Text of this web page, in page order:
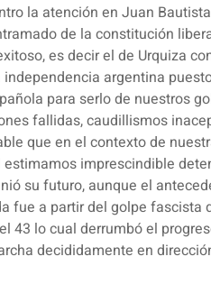
la atención en Juan
de la constitución
es decir el de Urquiza
argentina
para serlo de nuestros
fallidas, caudillismos
que en el contexto de
imprescindible
su futuro, aunque el
fue a partir del golpe fascista
43 lo cual derrumbó el
decididamente en